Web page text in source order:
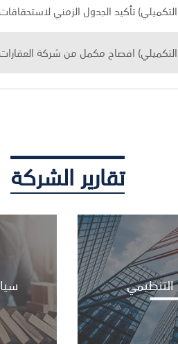
تأكيد الجدول الزمني
افصاح مكمل من شركة
مكمل من شركة العقارات
لمؤتمر المحللين/ المستثمرين لشركة
النتائج المالية عن الفترة المنتهية في 31 مارس
افصاح مكمل بخصوص محضر اجتماع
نتائج اجتماع الجمعية العامة
تقارير الشركة